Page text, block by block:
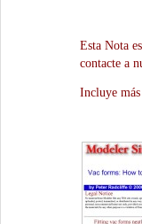
Esta Nota
contacte a
Incluye